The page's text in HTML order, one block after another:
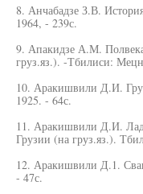
8. Анчабадзе З.В.
1964, - 239с.
9. Апакидзе А.М. Полвека
груз.яз.). -Тбилиси:
10. Аракишвили Д.И.
1925. - 64с.
11. Аракишвили Д.И.
Грузии (на груз.яз.).
12. Аракишвили Д.1.
- 47с.